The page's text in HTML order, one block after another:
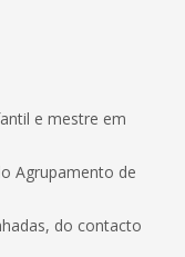
e mestre em
Agrupamento de
do contacto